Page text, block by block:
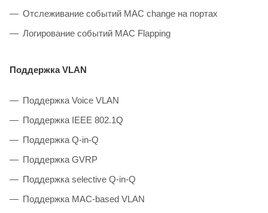
Отслеживание событий MAC change на портах
Логирование событий MAC Flapping
Поддержка VLAN
Поддержка Voice VLAN
Поддержка IEEE 802.1Q
Поддержка Q-in-Q
Поддержка GVRP
Поддержка selective Q-in-Q
Поддержка MAC-based VLAN